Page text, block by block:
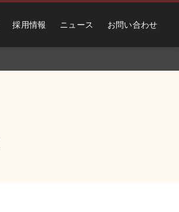
採用情報 ニュース お問い合わせ